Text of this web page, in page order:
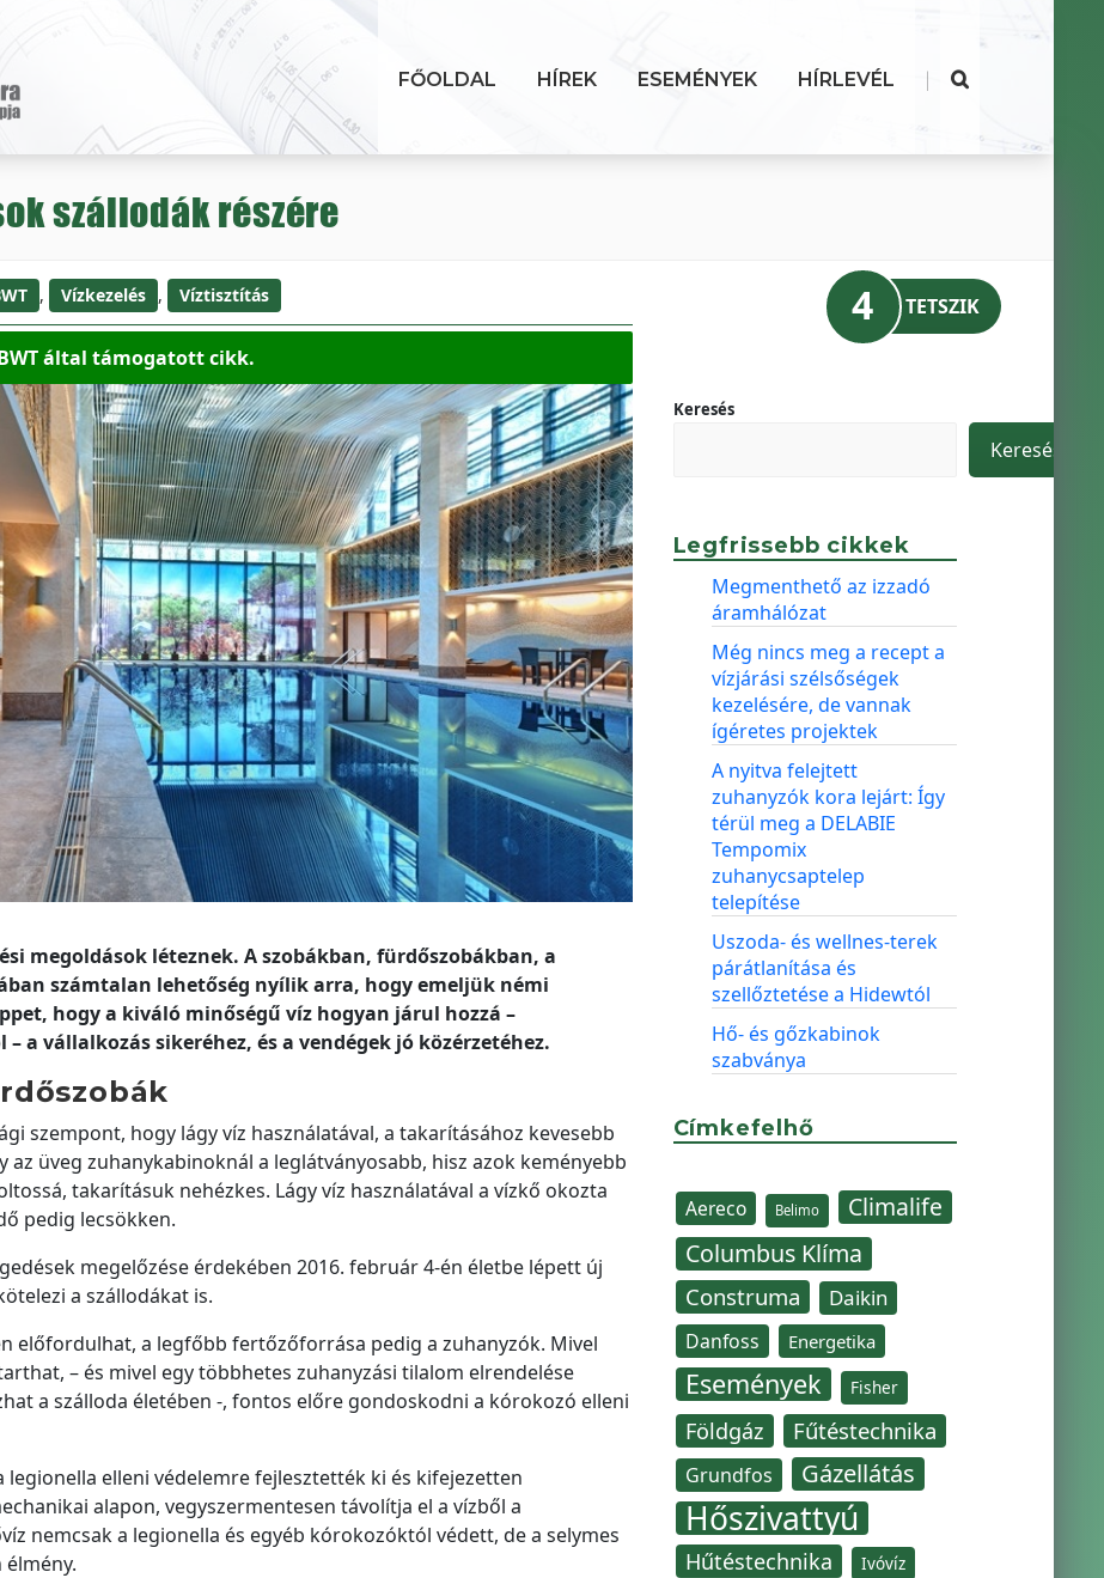
FŐOLDAL HÍREK ESEMÉNYEK HÍRLEVÉL |
szállodák részére
, Vízkezelés , Víztisztítás
által támogatott cikk.
megoldások léteznek. A szobákban, fürdőszobákban, a
számtalan lehetőség nyílik arra, hogy emeljük némi
hogy a kiváló minőségű víz hogyan járul hozzá –
a vállalkozás sikeréhez, és a vendégek jó közérzetéhez.
szempont, hogy lágy víz használatával, a takarításához kevesebb
az üveg zuhanykabinoknál a leglátványosabb, hisz azok keményebb
takarításuk nehézkes. Lágy víz használatával a vízkő okozta
pedig lecsökken.
megelőzése érdekében 2016. február 4-én életbe lépett új
a szállodákat is.
előfordulhat, a legfőbb fertőzőforrása pedig a zuhanyzók. Mivel
– és mivel egy többhetes zuhanyzási tilalom elrendelése
a szálloda életében -, fontos előre gondoskodni a kórokozó elleni
legionella elleni védelemre fejlesztették ki és kifejezetten
alapon, vegyszermentesen távolítja el a vízből a
nemcsak a legionella és egyéb kórokozóktól védett, de a selymes
4 TETSZIK
Keresés
Keresés
Legfrissebb cikkek
Megmenthető az izzadó
áramhálózat
Még nincs meg a recept a
vízjárási szélsőségek
kezelésére, de vannak
ígéretes projektek
A nyitva felejtett
zuhanyzók kora lejárt: Így
térül meg a DELABIE
Tempomix
zuhanycsaptelep
telepítése
Uszoda- és wellnes-terek
párátlanítása és
szellőztetése a Hidewtól
Hő- és gőzkabinok
szabványa
Címkefelhő
Aereco Belimo
Climalife
Columbus Klíma
Construma Daikin
Danfoss Energetika
Események Fisher
Földgáz Fűtéstechnika
Grundfos Gázellátás
Hőszivattyú
Hűtéstechnika Ivóvíz